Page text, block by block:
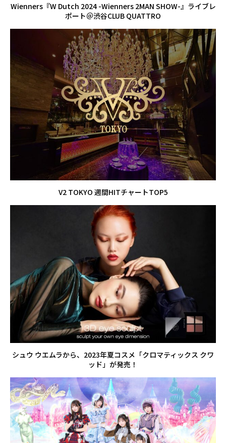
Wienners『W Dutch 2024 -Wienners 2MAN SHOW-』ライブレ
ポート＠渋谷CLUB QUATTRO
V2 TOKYO 週間HITチャートTOP5
シュウ ウエムラから、2023年夏コスメ「クロマティックス クワ
ッド」が発売！